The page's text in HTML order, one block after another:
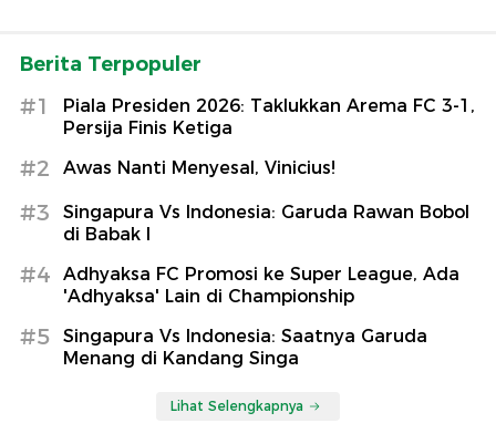
Berita Terpopuler
#1
Piala Presiden 2026: Taklukkan Arema FC 3-1,
Persija Finis Ketiga
#2 Awas Nanti Menyesal, Vinicius!
#3
Singapura Vs Indonesia: Garuda Rawan Bobol
di Babak I
#4
Adhyaksa FC Promosi ke Super League, Ada
'Adhyaksa' Lain di Championship
#5
Singapura Vs Indonesia: Saatnya Garuda
Menang di Kandang Singa
Lihat Selengkapnya